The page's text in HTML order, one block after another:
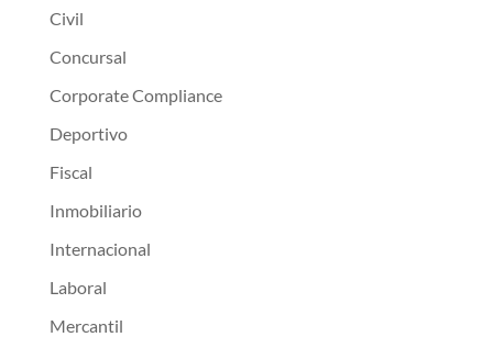
Civil
Concursal
Corporate Compliance
Deportivo
Fiscal
Inmobiliario
Internacional
Laboral
Mercantil